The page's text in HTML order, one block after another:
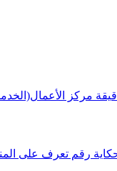
مركز
رقم تعرف على